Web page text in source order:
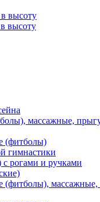
высоту
высоту
массажные,
(фитболы)
гимнастики
рогами и ручками
(фитболы),